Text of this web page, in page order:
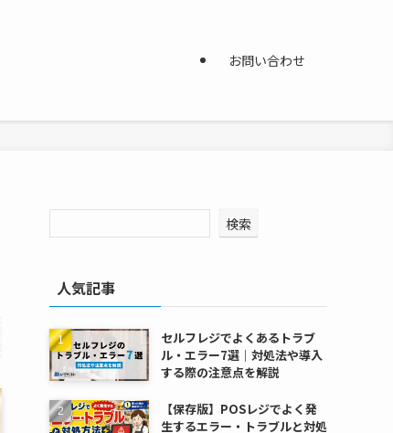
お問い合わせ
検索
人気記事
セルフレジでよくあるトラブ
ル・エラー7選｜対処法や導入
する際の注意点を解説
【保存版】POSレジでよく発
生するエラー・トラブルと対処